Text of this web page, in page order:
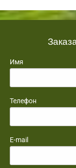
Имя
Телефон
E-mail